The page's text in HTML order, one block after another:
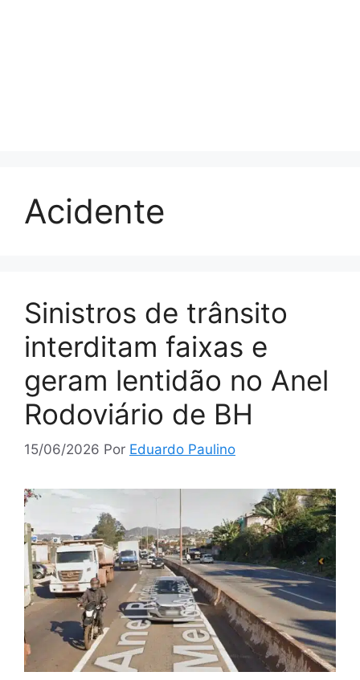
Acidente
Sinistros de trânsito
interditam faixas e
geram lentidão no Anel
Rodoviário de BH
15/06/2026 Por Eduardo Paulino